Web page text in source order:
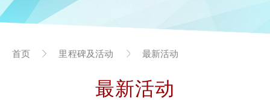
首页 里程碑及活动 最新活动
最新活动